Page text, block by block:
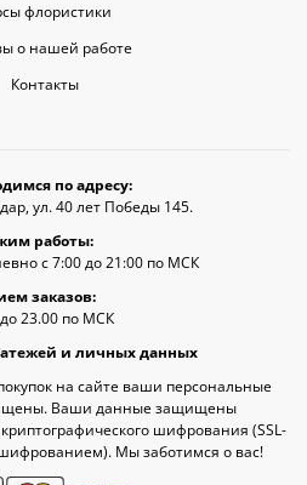
флористики
о нашей работе
Контакты
по адресу:
ул. 40 лет Победы 145.
работы:
с 7:00 до 21:00 по МСК
заказов:
23.00 по МСК
и личных данных
на сайте ваши персональные
Ваши данные защищены
шифрования (SSL-
Мы заботимся о вас!